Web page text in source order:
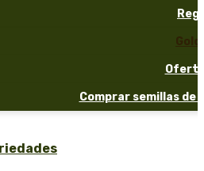
Reg
Gold
Comprar semillas de